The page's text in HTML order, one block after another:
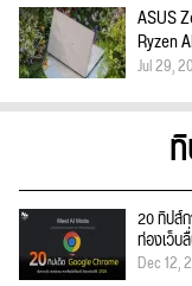
ASUS
Ryzen
Jul 29,
20 ทิปส์ก
ท่องเว็บ
Dec 12,